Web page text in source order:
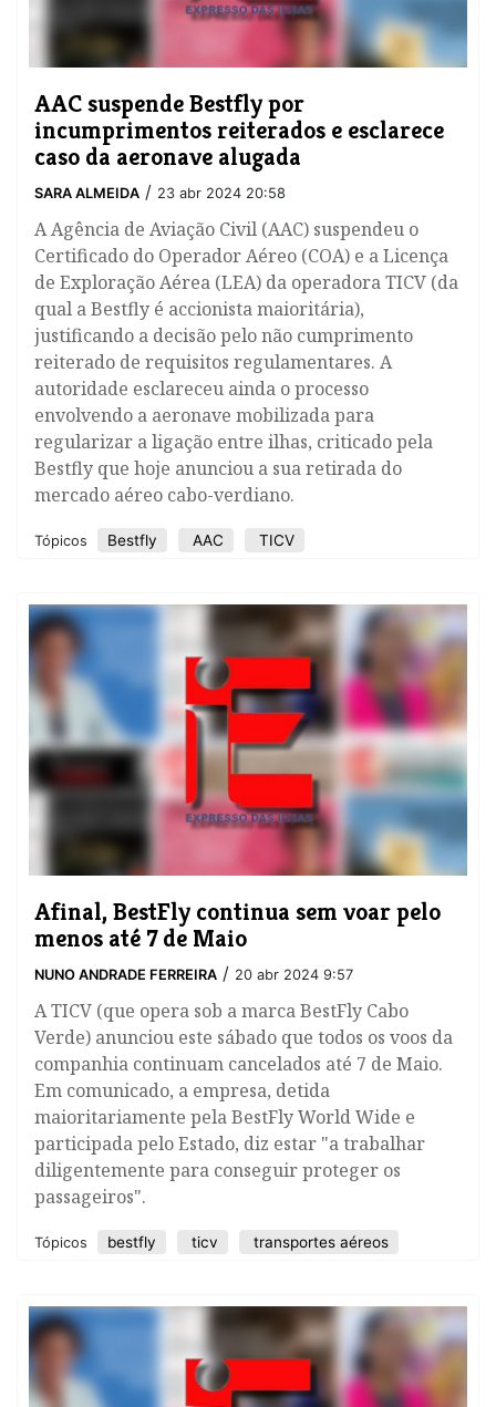
AAC suspende Bestfly por
incumprimentos reiterados e esclarece
caso da aeronave alugada
SARA ALMEIDA / 23 abr 2024 20:58
A Agência de Aviação Civil (AAC) suspendeu o
Certificado do Operador Aéreo (COA) e a Licença
de Exploração Aérea (LEA) da operadora TICV (da
qual a Bestfly é accionista maioritária),
justificando a decisão pelo não cumprimento
reiterado de requisitos regulamentares. A
autoridade esclareceu ainda o processo
envolvendo a aeronave mobilizada para
regularizar a ligação entre ilhas, criticado pela
Bestfly que hoje anunciou a sua retirada do
mercado aéreo cabo-verdiano.
Tópicos Bestfly AAC TICV
Afinal, BestFly continua sem voar pelo
menos até 7 de Maio
NUNO ANDRADE FERREIRA / 20 abr 2024 9:57
A TICV (que opera sob a marca BestFly Cabo
Verde) anunciou este sábado que todos os voos da
companhia continuam cancelados até 7 de Maio.
Em comunicado, a empresa, detida
maioritariamente pela BestFly World Wide e
participada pelo Estado, diz estar "a trabalhar
diligentemente para conseguir proteger os
passageiros".
Tópicos bestfly ticv transportes aéreos